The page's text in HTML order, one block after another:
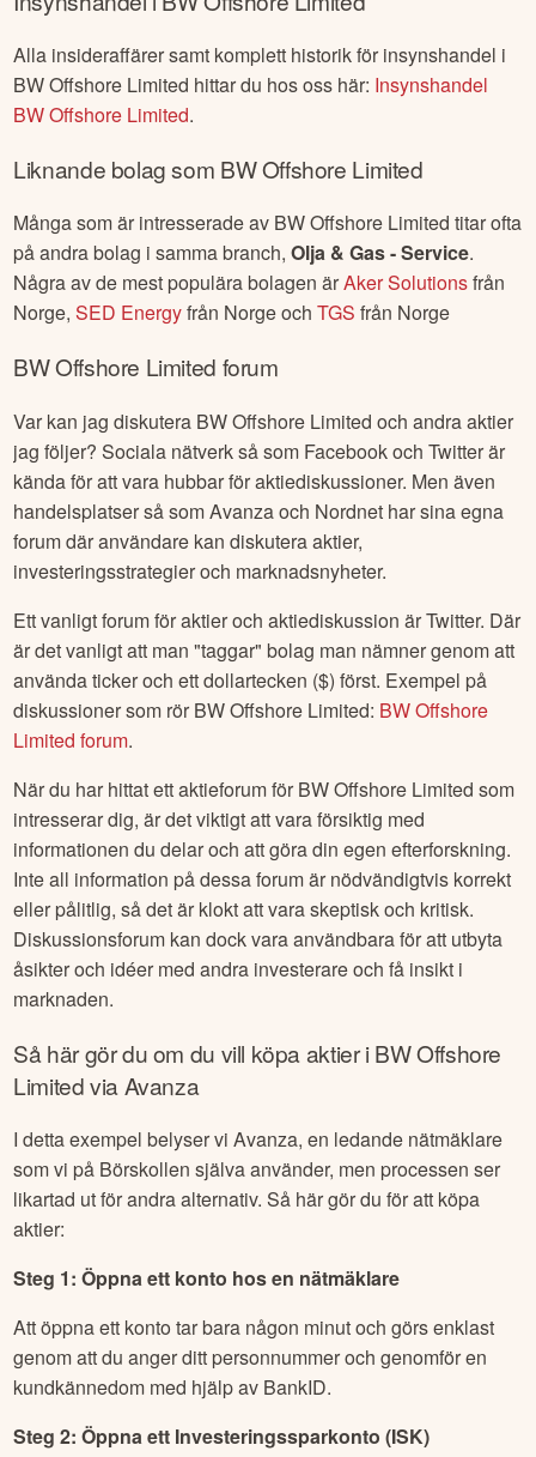
Alla insideraffärer samt komplett historik för insynshandel i
BW Offshore Limited hittar du hos oss här: Insynshandel
BW Offshore Limited.
Liknande bolag som BW Offshore Limited
Många som är intresserade av BW Offshore Limited titar ofta
på andra bolag i samma branch,Olja & Gas - Service.
Några av de mest populära bolagen ärAker Solutionsfrån
Norge,SED Energyfrån NorgeochTGS från Norge
BW Offshore Limited forum
Var kan jag diskutera BW Offshore Limited och andra aktier
jag följer? Sociala nätverk så som Facebook och Twitter är
kända för att vara hubbar för aktiediskussioner. Men även
handelsplatser så som Avanza och Nordnet har sina egna
forum där användare kan diskutera aktier,
investeringsstrategier och marknadsnyheter.
Ett vanligt forum för aktier och aktiediskussion är Twitter. Där
är det vanligt att man "taggar" bolag man nämner genom att
använda ticker och ett dollartecken ($) först. Exempel på
diskussioner som rör BW Offshore Limited: BW Offshore
Limited forum.
När du har hittat ett aktieforum för BW Offshore Limited som
intresserar dig, är det viktigt att vara försiktig med
informationen du delar och att göra din egen efterforskning.
Inte all information på dessa forum är nödvändigtvis korrekt
eller pålitlig, så det är klokt att vara skeptisk och kritisk.
Diskussionsforum kan dock vara användbara för att utbyta
åsikter och idéer med andra investerare och få insikt i
marknaden.
Så här gör du om du vill köpa aktier iBW Offshore
Limitedvia Avanza
I detta exempel belyser vi Avanza, en ledande nätmäklare
som vi på Börskollen själva använder, men processen ser
likartad ut för andra alternativ. Så här gör du för att köpa
aktier:
Steg 1: Öppna ett konto hos en nätmäklare
Att öppna ett konto tar bara någon minut och görs enklast
genom att du anger ditt personnummer och genomför en
kundkännedom med hjälp av BankID.
Steg 2: Öppna ett Investeringssparkonto (ISK)